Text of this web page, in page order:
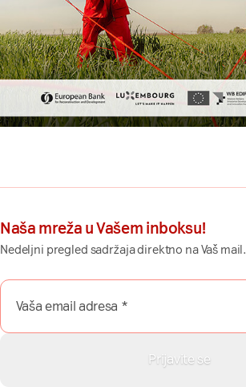
Naša mreža u Vašem inboksu!
Nedeljni pregled sadržaja direktno na Vaš mail.